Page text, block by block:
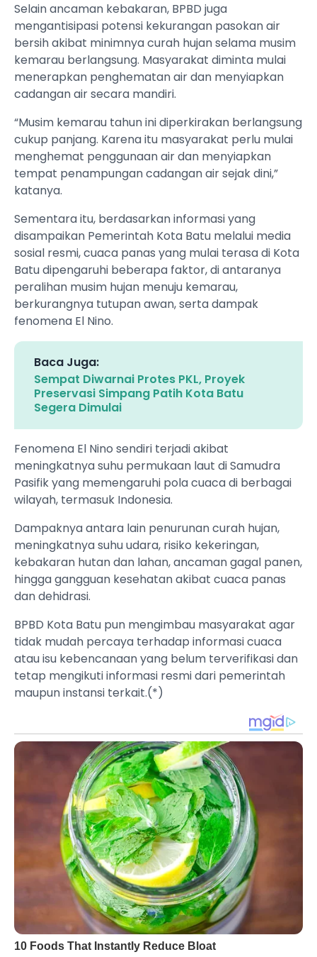
Selain ancaman kebakaran, BPBD juga
mengantisipasi potensi kekurangan pasokan air
bersih akibat minimnya curah hujan selama musim
kemarau berlangsung. Masyarakat diminta mulai
menerapkan penghematan air dan menyiapkan
cadangan air secara mandiri.
“Musim kemarau tahun ini diperkirakan berlangsung
cukup panjang. Karena itu masyarakat perlu mulai
menghemat penggunaan air dan menyiapkan
tempat penampungan cadangan air sejak dini,”
katanya.
Sementara itu, berdasarkan informasi yang
disampaikan Pemerintah Kota Batu melalui media
sosial resmi, cuaca panas yang mulai terasa di Kota
Batu dipengaruhi beberapa faktor, di antaranya
peralihan musim hujan menuju kemarau,
berkurangnya tutupan awan, serta dampak
fenomena El Nino.
Baca Juga:
Sempat Diwarnai Protes PKL, Proyek
Preservasi Simpang Patih Kota Batu
Segera Dimulai
Fenomena El Nino sendiri terjadi akibat
meningkatnya suhu permukaan laut di Samudra
Pasifik yang memengaruhi pola cuaca di berbagai
wilayah, termasuk Indonesia.
Dampaknya antara lain penurunan curah hujan,
meningkatnya suhu udara, risiko kekeringan,
kebakaran hutan dan lahan, ancaman gagal panen,
hingga gangguan kesehatan akibat cuaca panas
dan dehidrasi.
BPBD Kota Batu pun mengimbau masyarakat agar
tidak mudah percaya terhadap informasi cuaca
atau isu kebencanaan yang belum terverifikasi dan
tetap mengikuti informasi resmi dari pemerintah
maupun instansi terkait.(*)